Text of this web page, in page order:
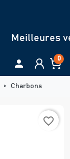
Meilleures
 0
Charbons
favorite_border